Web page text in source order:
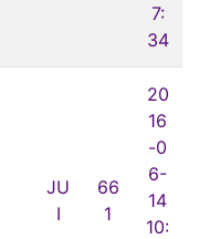
7:
34
JU
I
66
1
20
16
-0
6-
14
10: